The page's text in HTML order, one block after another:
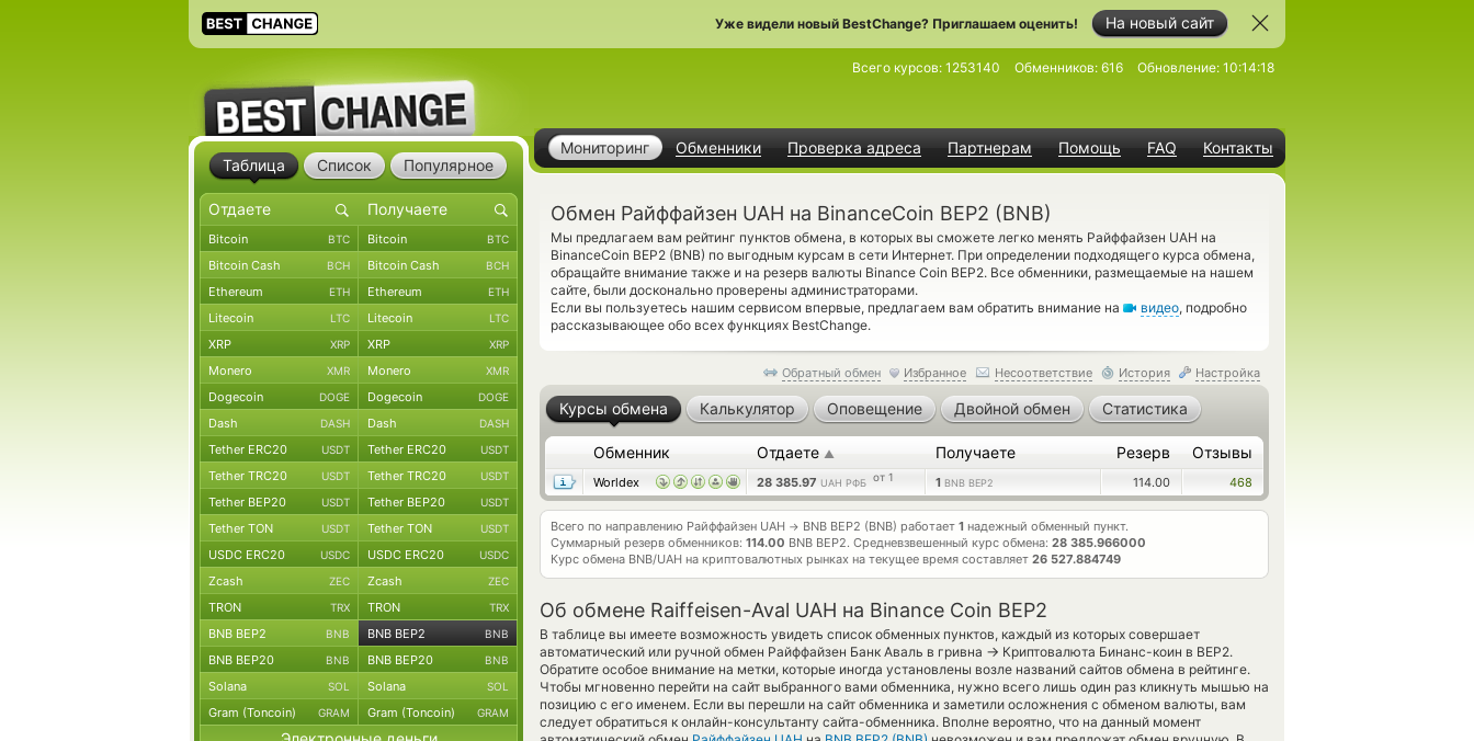
На новый сайт
Уже видели новый BestChange? Приглашаем оценить!
Мониторинг Обменники Проверка адреса Партнерам Помощь FAQ Контакты
Всего курсов: 1253140 Обменников: 616 Обновление: 10:14:18
Обмен Райффайзен UAH на BinanceCoin BEP2 (BNB)
Мы предлагаем вам рейтинг пунктов обмена, в которых вы сможете легко менять Райффайзен UAH на
BinanceCoin BEP2 (BNB) по выгодным курсам в сети Интернет. При определении подходящего курса обмена,
обращайте внимание также и на резерв валюты Binance Coin BEP2. Все обменники, размещаемые на нашем
сайте, были досконально проверены администраторами.
Если вы пользуетесь нашим сервисом впервые, предлагаем вам обратить внимание на
видео, подробно
рассказывающее обо всех функциях BestChange.
Обратный обмен Избранное Несоответствие История Настройка
Курсы обмена Калькулятор Оповещение Двойной обмен Статистика
Обменник Отдаете ▲ Получаете Резерв Отзывы
Worldex 28 385.97 UAH РФБ от 1 1 BNB BEP2 114.00 468
Всего по направлению Райффайзен UAH → BNB BEP2 (BNB) работает 1 надежный обменный пункт.
Суммарный резерв обменников: 114.00 BNB BEP2. Средневзвешенный курс обмена: 28 385.966000
Курс обмена BNB/UAH на криптовалютных рынках на текущее время составляет 26 527.884749
Об обмене Raiffeisen-Aval UAH на Binance Coin BEP2
В таблице вы имеете возможность увидеть список обменных пунктов, каждый из которых совершает
автоматический или ручной обмен Райффайзен Банк Аваль в гривна → Криптовалюта Бинанс-коин в BEP2.
Обратите особое внимание на метки, которые иногда установлены возле названий сайтов обмена в рейтинге.
Чтобы мгновенно перейти на сайт выбранного вами обменника, нужно всего лишь один раз кликнуть мышью на
позицию с его именем. Если вы перешли на сайт обменника и заметили осложнения с обменом валюты, вам
следует обратиться к онлайн-консультанту сайта-обменника. Вполне вероятно, что на данный момент
Таблица Список Популярное
Bitcoin BTC Bitcoin BTC
Bitcoin Cash BCH Bitcoin Cash BCH
Ethereum ETH Ethereum ETH
Litecoin LTC Litecoin LTC
XRP XRP XRP XRP
Monero XMR Monero XMR
Dogecoin DOGE Dogecoin DOGE
Dash DASH Dash DASH
Tether ERC20 USDT Tether ERC20 USDT
Tether TRC20 USDT Tether TRC20 USDT
Tether BEP20 USDT Tether BEP20 USDT
Tether TON USDT Tether TON USDT
USDC ERC20 USDC USDC ERC20 USDC
Zcash ZEC Zcash ZEC
TRON TRX TRON TRX
BNB BEP2 BNB BNB BEP2 BNB
BNB BEP20 BNB BNB BEP20 BNB
Solana SOL Solana SOL
Gram (Toncoin) GRAM Gram (Toncoin) GRAM